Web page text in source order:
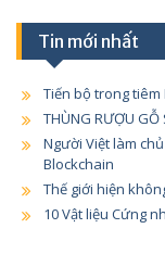
Tin mới nhất
Tiến bộ trong
THÙNG RƯỢU
Người Việt làm
Blockchain
Thế giới hiện
10 Vật liệu Cứng